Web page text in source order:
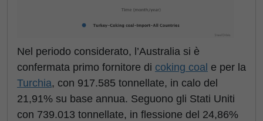
Nel periodo considerato, l’Australia si è
confermata primo fornitore di coking coal e per la
Turchia, con 917.585 tonnellate, in calo del
21,91% su base annua. Seguono gli Stati Uniti
con 739.013 tonnellate, in flessione del 24,86%